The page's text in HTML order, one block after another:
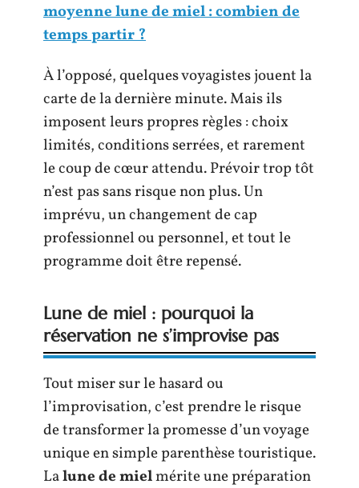
moyenne lune de miel : combien de
temps partir ?
À l’opposé, quelques voyagistes jouent la
carte de la dernière minute. Mais ils
imposent leurs propres règles : choix
limités, conditions serrées, et rarement
le coup de cœur attendu. Prévoir trop tôt
n’est pas sans risque non plus. Un
imprévu, un changement de cap
professionnel ou personnel, et tout le
programme doit être repensé.
Lune de miel : pourquoi la
réservation ne s’improvise pas
Tout miser sur le hasard ou
l’improvisation, c’est prendre le risque
de transformer la promesse d’un voyage
unique en simple parenthèse touristique.
Lalune de mielmérite une préparation